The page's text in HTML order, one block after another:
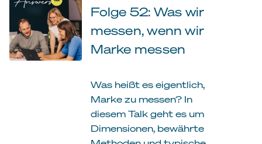
Folge 52: Was wir
messen, wenn wir
Marke messen
Was heißt es eigentlich,
Marke zu messen? In
diesem Talk geht es um
Dimensionen, bewährte